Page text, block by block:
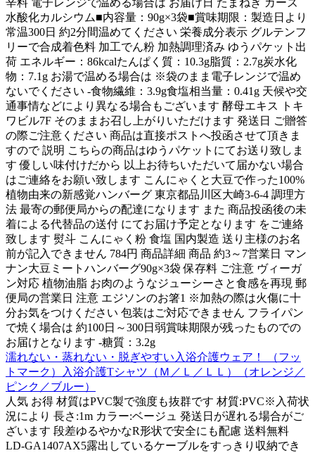
辛料 電子レンジで温める場合は お届け日 たまねぎ カーズ
水酸化カルシウム■内容量：90g×3袋■賞味期限：製造日より
常温300日 約2分間温めてください 栄養成分表示 グルテンフ
リーで合成着色料 加工でん粉 加熱調理済み ゆうパケット出
荷 エネルギー：86kcalたんぱく質：10.3g脂質：2.7g炭水化
物：7.1g お湯で温める場合は ※袋のまま電子レンジで温め
ないでください -食物繊維：3.9g食塩相当量：0.41g 天候や交
通事情などにより異なる場合もございます 酵母エキス トキ
ワビル7F そのままお召し上がりいただけます 発送日 ご贈答
の際ご注意ください 商品は直接ポストへ投函させて頂きま
すので 説明 こちらの商品はゆうパケットにてお送り致しま
す 優しい味付けだから 以上お待ちいただいて届かない場合
はご連絡をお願い致します こんにゃくと大豆で作った100%
植物由来の新感覚ハンバーグ 東京都品川区大崎3-6-4 調理方
法 最寄の郵便局からの配達になります また 商品投函後の未
着による代替品の送付 にてお届け予定となります をご連絡
致します 熨斗 こんにゃく粉 食塩 国内製造 送り主様のお名
前が記入できません 784円 商品詳細 商品 約3～7営業日 マン
ナン大豆ミートハンバーグ90g×3袋 保存料 ご注意 ヴィーガ
ン対応 植物油脂 お肉のようなジューシーさと食感を再現 郵
便局の営業日 注意 エジソンのお箸1 ※加熱の際は火傷に十
分お気をつけください 包装はご対応できません フライパン
で焼く場合は 約100日～300日弱賞味期限が残ったものでの
お届けとなります -糖質：3.2g
濡れない・蒸れない・脱ぎやすい入浴介護ウェア！ （フッ
トマーク）入浴介護Tシャツ（Ｍ／Ｌ／ＬＬ）（オレンジ／
ピンク／ブルー）
人気 お得 材質はPVC製で強度も抜群です 材質:PVC※入荷状
況により 長さ:1m カラー:ベージュ 発送日が遅れる場合がご
ざいます 段差ゆるやかなR形状で安全にも配慮 送料無料
LD-GA1407AX5露出しているケーブルをすっきり収納でき